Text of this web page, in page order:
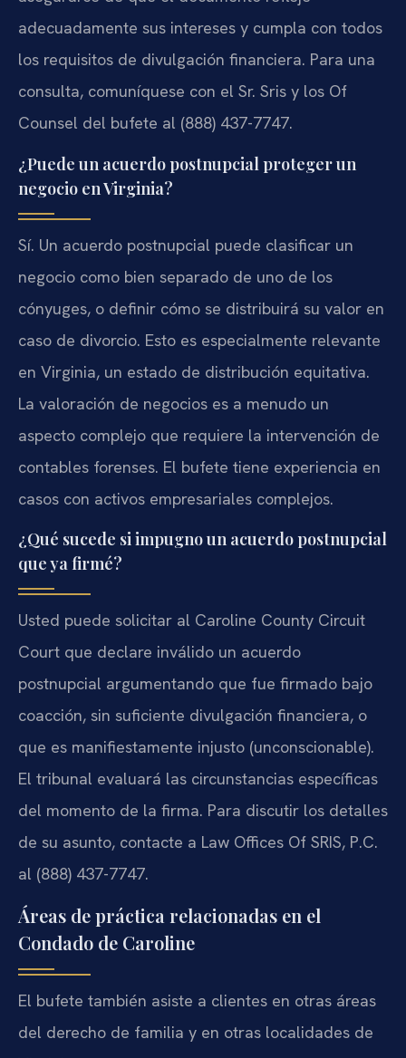
adecuadamente sus intereses y cumpla con todos
los requisitos de divulgación financiera. Para una
consulta, comuníquese con el Sr. Sris y los Of
Counsel del bufete al (888) 437-7747.
¿Puede un acuerdo postnupcial proteger un
negocio en Virginia?
Sí. Un acuerdo postnupcial puede clasificar un
negocio como bien separado de uno de los
cónyuges, o definir cómo se distribuirá su valor en
caso de divorcio. Esto es especialmente relevante
en Virginia, un estado de distribución equitativa.
La valoración de negocios es a menudo un
aspecto complejo que requiere la intervención de
contables forenses. El bufete tiene experiencia en
casos con activos empresariales complejos.
¿Qué sucede si impugno un acuerdo postnupcial
que ya firmé?
Usted puede solicitar al Caroline County Circuit
Court que declare inválido un acuerdo
postnupcial argumentando que fue firmado bajo
coacción, sin suficiente divulgación financiera, o
que es manifiestamente injusto (unconscionable).
El tribunal evaluará las circunstancias específicas
del momento de la firma. Para discutir los detalles
de su asunto, contacte a Law Offices Of SRIS, P.C.
al (888) 437-7747.
Áreas de práctica relacionadas en el
Condado de Caroline
El bufete también asiste a clientes en otras áreas
del derecho de familia y en otras localidades de